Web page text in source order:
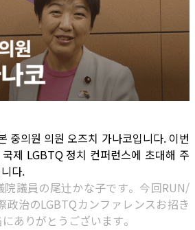
중의원 의원 오즈치 가나코입니다. 이번
제 LGBTQ 정치 컨퍼런스에 초대해 주
다.
院議員の尾辻かな子です。今回RUN/
政治のLGBTQカンファレンスお招き
ありがとうございます。